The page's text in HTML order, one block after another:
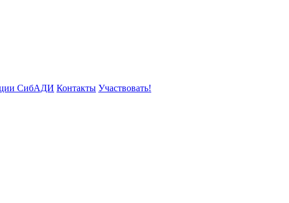
СибАДИ Контакты Участвовать!